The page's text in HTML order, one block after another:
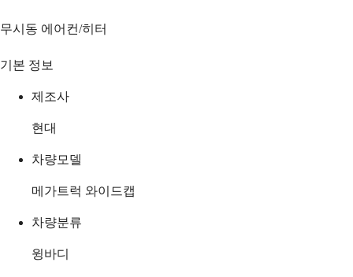
무시동 에어컨/히터
기본 정보
제조사
현대
차량모델
메가트럭 와이드캡
차량분류
윙바디